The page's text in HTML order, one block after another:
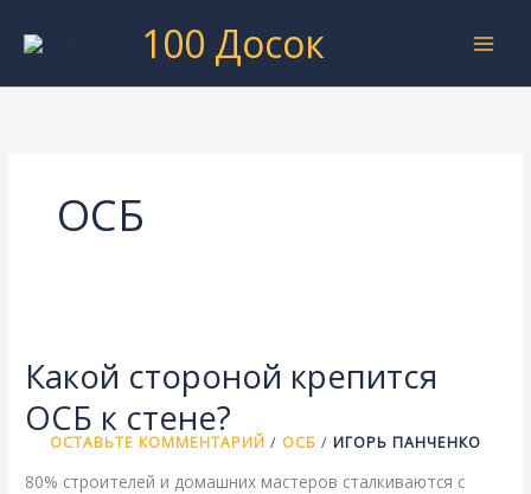
100 Досок
ОСБ
Какой стороной крепится
ОСБ к стене?
ОСТАВЬТЕ КОММЕНТАРИЙ / ОСБ / ИГОРЬ ПАНЧЕНКО
80% строителей и домашних мастеров сталкиваются с